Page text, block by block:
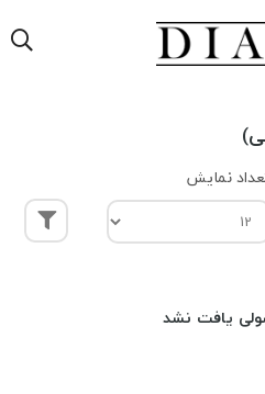
نمایش
یافت نشد